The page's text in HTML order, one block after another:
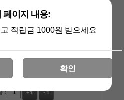
불독용 미니 탄창
금 :
450원
:
+1 -1
페이지 내용:
적립금 1000원 받으세요
확인